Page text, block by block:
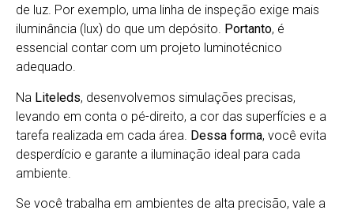
de luz. Por exemplo, uma linha de inspeção exige mais
iluminância (lux) do que um depósito. Portanto, é
essencial contar com um projeto luminotécnico
adequado.
Na Liteleds, desenvolvemos simulações precisas,
levando em conta o pé-direito, a cor das superfícies e a
tarefa realizada em cada área. Dessa forma, você evita
desperdício e garante a iluminação ideal para cada
ambiente.
Se você trabalha em ambientes de alta precisão, vale a